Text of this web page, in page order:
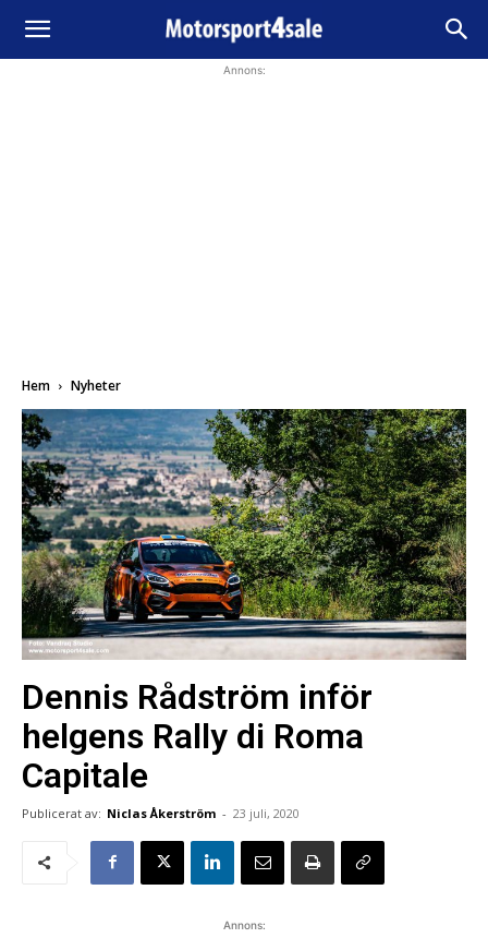
Annons:
Hem Nyheter
Dennis Rådström inför
helgens Rally di Roma
Capitale
Publicerat av: Niclas Åkerström - 23 juli, 2020
Annons: